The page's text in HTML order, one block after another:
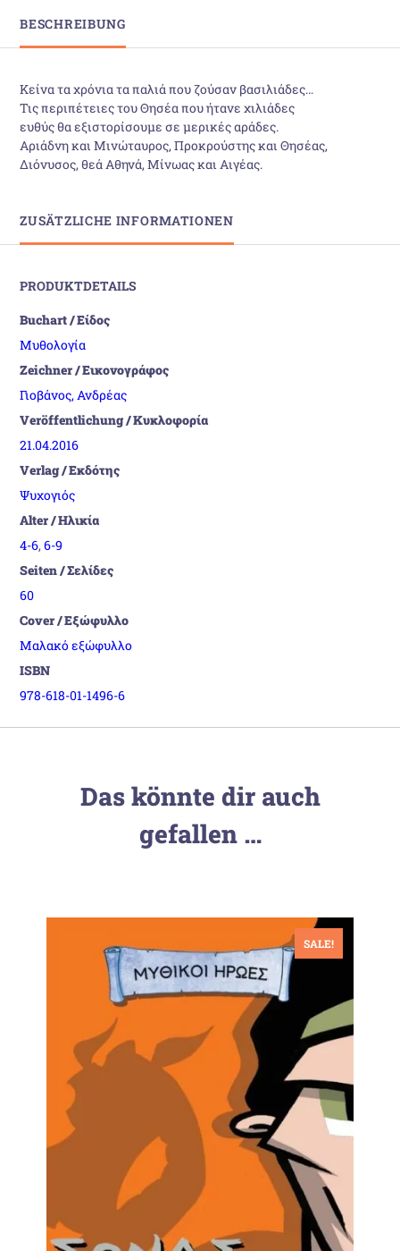
BESCHREIBUNG
Κείνα τα χρόνια τα παλιά που ζούσαν βασιλιάδες…
Τις περιπέτειες του Θησέα που ήτανε χιλιάδες
ευθύς θα εξιστορίσουμε σε μερικές αράδες.
Αριάδνη και Μινώταυρος, Προκρούστης και Θησέας,
Διόνυσος, θεά Αθηνά, Μίνωας και Αιγέας.
ZUSÄTZLICHE INFORMATIONEN
PRODUKTDETAILS
Buchart / Είδος
Μυθολογία
Zeichner / Εικονογράφος
Γιοβάνος, Ανδρέας
Veröffentlichung / Κυκλοφορία
21.04.2016
Verlag / Εκδότης
Ψυχογιός
Alter / Ηλικία
4-6,6-9
Seiten / Σελίδες
60
Cover / Εξώφυλλο
Μαλακό εξώφυλλο
ISBN
978-618-01-1496-6
Das könnte dir auch
gefallen …
SALE!